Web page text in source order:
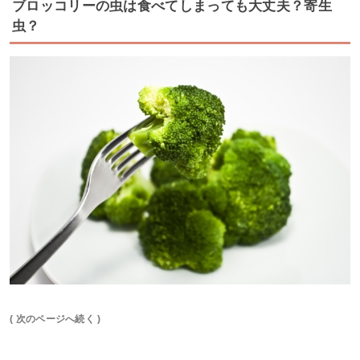
ブロッコリーの虫は食べてしまっても大丈夫？寄生
虫？
( 次のページへ続く )